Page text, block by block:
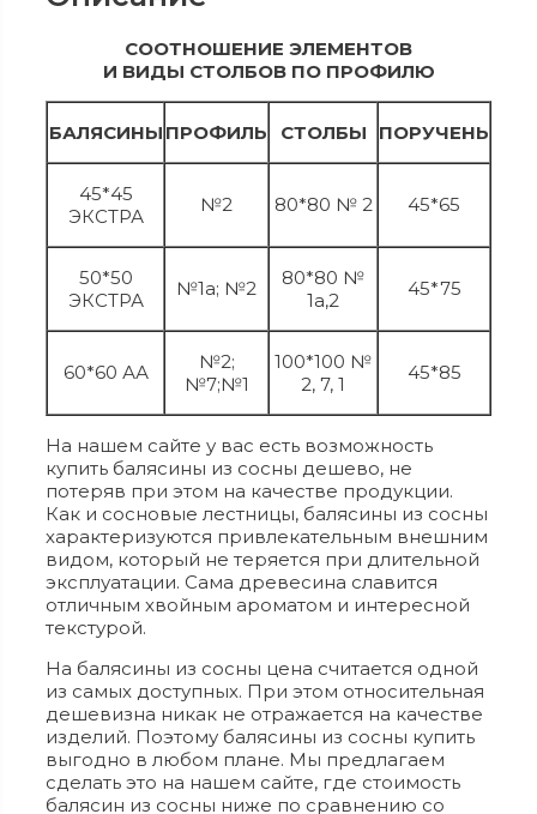
СООТНОШЕНИЕ ЭЛЕМЕНТОВ
И ВИДЫ СТОЛБОВ ПО ПРОФИЛЮ
БАЛЯСИНЫ ПРОФИЛЬ СТОЛБЫ ПОРУЧЕНЬ
45*45
ЭКСТРА
№2 80*80 № 2 45*65
50*50
ЭКСТРА
№1а; №2
80*80 №
1а,2
45*75
60*60 АА
№2;
№7;№1
100*100 №
2, 7, 1
45*85
На нашем сайте у вас есть возможность
купить балясины из сосны дешево, не
потеряв при этом на качестве продукции.
Как и сосновые лестницы, балясины из сосны
характеризуются привлекательным внешним
видом, который не теряется при длительной
эксплуатации. Сама древесина славится
отличным хвойным ароматом и интересной
текстурой.
На балясины из сосны цена считается одной
из самых доступных. При этом относительная
дешевизна никак не отражается на качестве
изделий. Поэтому балясины из сосны купить
выгодно в любом плане. Мы предлагаем
сделать это на нашем сайте, где стоимость
балясин из сосны ниже по сравнению со